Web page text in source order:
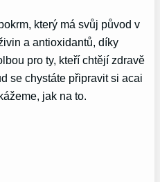
který má svůj původ v
a antioxidantů, díky
pro ty, kteří chtějí zdravě
se chystáte připravit si acai
jak na to.